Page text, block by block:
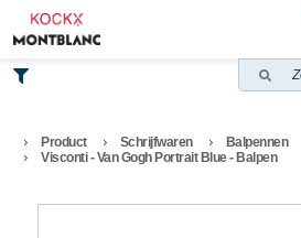
Product Schrijfwaren
Balpennen
Visconti - Van Gogh Portrait Blue - Balpen